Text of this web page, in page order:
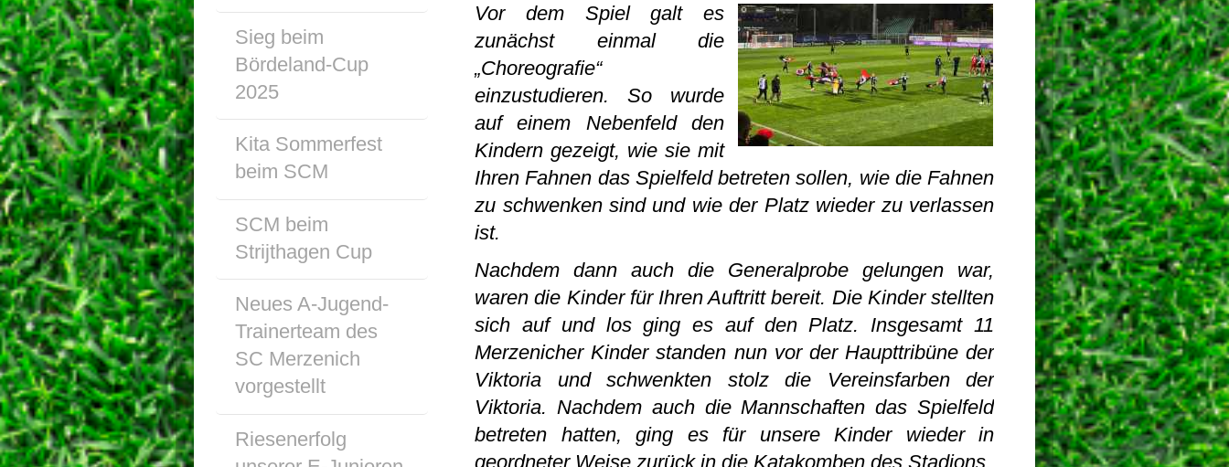
Vor dem Spiel galt es
zunächst einmal die
„Choreografie“
einzustudieren. So wurde
auf einem Nebenfeld den
Kindern gezeigt, wie sie mit
Ihren Fahnen das Spielfeld betreten sollen, wie die Fahnen
zu schwenken sind und wie der Platz wieder zu verlassen
ist.
Nachdem dann auch die Generalprobe gelungen war,
waren die Kinder für Ihren Auftritt bereit. Die Kinder stellten
sich auf und los ging es auf den Platz. Insgesamt 11
Merzenicher Kinder standen nun vor der Haupttribüne der
Viktoria und schwenkten stolz die Vereinsfarben der
Viktoria. Nachdem auch die Mannschaften das Spielfeld
betreten hatten, ging es für unsere Kinder wieder in
geordneter Weise zurück in die Katakomben des Stadions.
Sieg beim
Bördeland-Cup
2025
Kita Sommerfest
beim SCM
SCM beim
Strijthagen Cup
Neues A-Jugend-
Trainerteam des
SC Merzenich
vorgestellt
Riesenerfolg